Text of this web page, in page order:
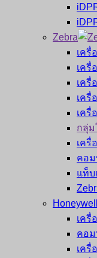
Zebra
เครื่
เครื่
เครื่
เครื่
เครื่
กลุ่ม
เครื่
คอม
แท็บ
Honeywell
เครื่
คอม
เครื่